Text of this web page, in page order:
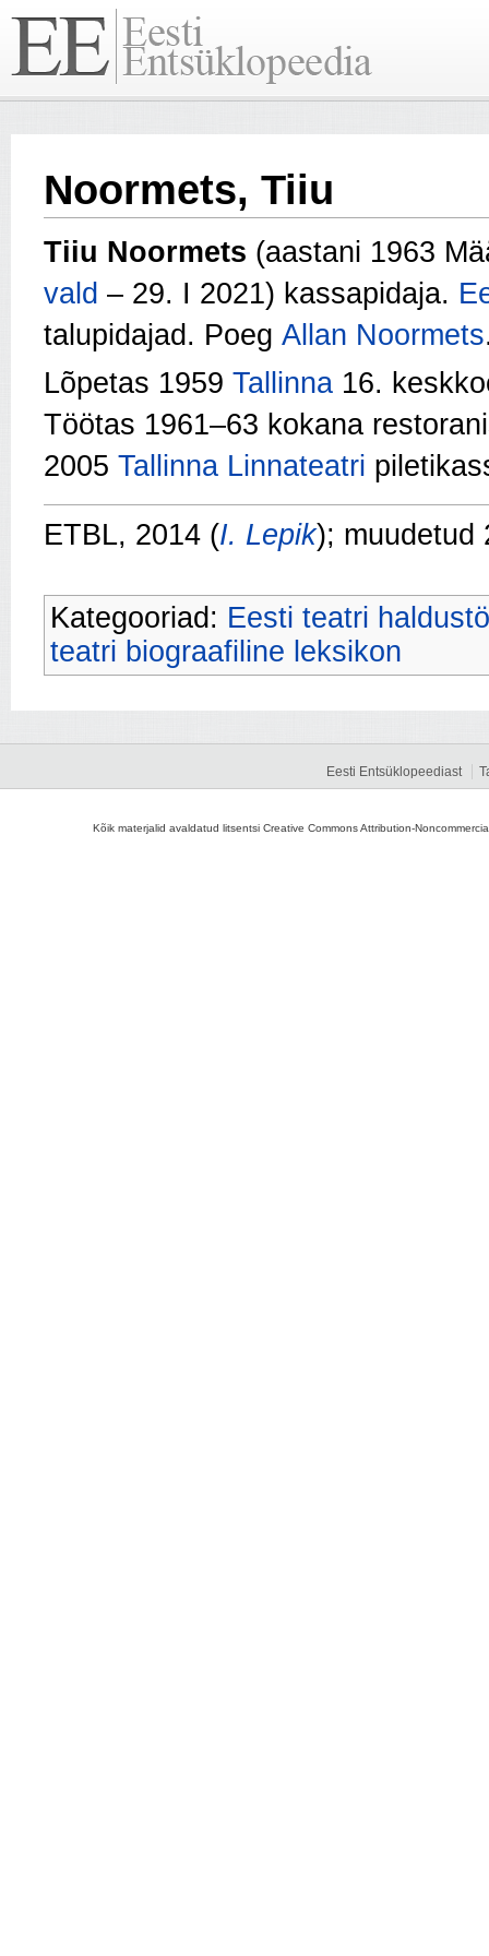
Noormets, Tiiu
Tiiu Noormets (aastani 1963
vald – 29. I 2021) kassapidaja.
talupidajad. Poeg Allan Noormets
Lõpetas 1959 Tallinna 16.
Töötas 1961–63 kokana
2005 Tallinna Linnateatri
ETBL, 2014 (I. Lepik); muudetud
Kategooriad: Eesti teatri
teatri biograafiline leksikon
Eesti Entsüklopeediast
Kõik materjalid avaldatud litsentsi Creative Commons Attribution-